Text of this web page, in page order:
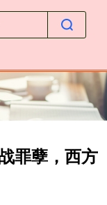
罪孽，西方